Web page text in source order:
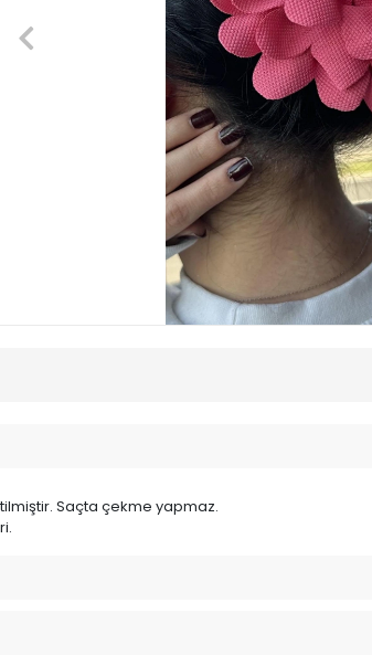
Saçta çekme yapmaz.